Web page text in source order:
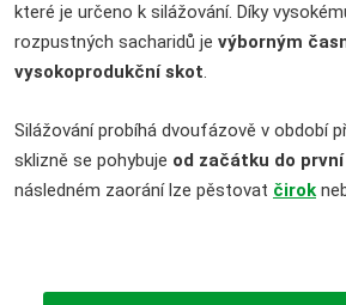
které je určeno k silážování. Díky
rozpustných sacharidů je výborným
vysokoprodukční skot.
Silážování probíhá dvoufázově v období
sklizně se pohybuje od začátku do
následném zaorání lze pěstovat čirok